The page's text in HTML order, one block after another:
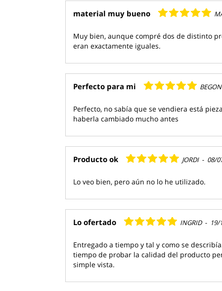
material muy bueno
Muy bien, aunque compré dos de distinto
eran exactamente iguales.
Perfecto para mi
Perfecto, no sabía que se vendiera está
haberla cambiado mucho antes
Producto ok JORDI - 08/
Lo veo bien, pero aún no lo he utilizado.
Lo ofertado INGRID - 19/
Entregado a tiempo y tal y como se
tiempo de probar la calidad del producto
simple vista.